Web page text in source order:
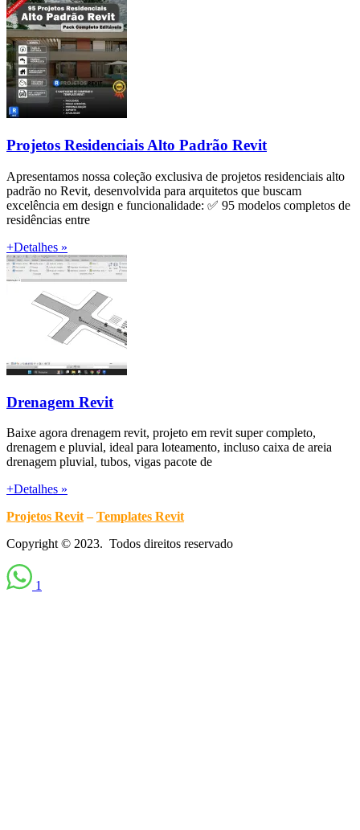
Projetos Residenciais Alto Padrão Revit
Apresentamos nossa coleção exclusiva de projetos residenciais alto
padrão no Revit, desenvolvida para arquitetos que buscam
excelência em design e funcionalidade: ✅ 95 modelos completos de
residências entre
+Detalhes »
Drenagem Revit
Baixe agora drenagem revit, projeto em revit super completo,
drenagem e pluvial, ideal para loteamento, incluso caixa de areia
drenagem pluvial, tubos, vigas pacote de
+Detalhes »
Projetos Revit–Templates Revit
Copyright © 2023. Todos direitos reservado
1